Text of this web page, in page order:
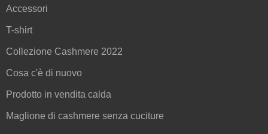
Accessori
T-shirt
Collezione Cashmere 2022
Cosa c'è di nuovo
Prodotto in vendita calda
Maglione di cashmere senza cuciture